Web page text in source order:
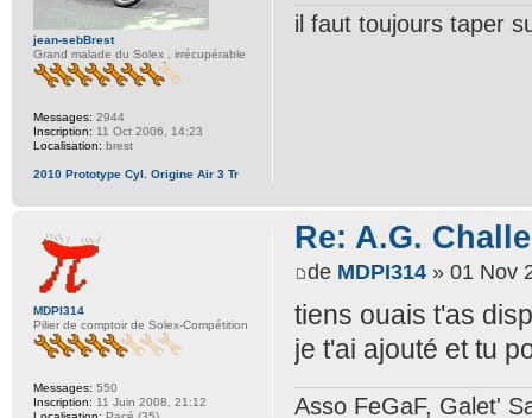
il faut toujours taper
jean-sebBrest
Grand malade du Solex , irrécupérable
Messages: 2944
Inscription: 11 Oct 2006, 14:23
Localisation: brest
2010 Prototype Cyl. Origine Air 3 Tr
Re: A.G.
de MDPI314 » 01 Nov
tiens ouais t'as
je t'ai ajouté et tu
Asso FeGaF, Galet'
MDPI314
Pilier de comptoir de Solex-Compétition
Messages: 550
Inscription: 11 Juin 2008, 21:12